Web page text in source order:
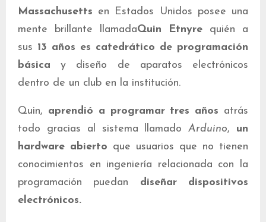
Massachusetts en Estados Unidos posee una
mente brillante llamadaQuin Etnyre quién a
sus 13 años es catedrático de programación
básica y diseño de aparatos electrónicos
dentro de un club en la institución.
Quin, aprendió a programar tres años atrás
todo gracias al sistema llamadoArduino, un
hardware abierto que usuarios que no tienen
conocimientos en ingeniería relacionada con la
programación puedan diseñar dispositivos
electrónicos.